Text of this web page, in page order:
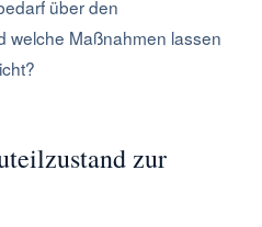
über den
welche Maßnahmen lassen
zur